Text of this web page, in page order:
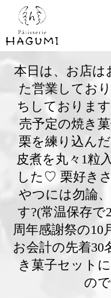
本日は、お店は
た営業してお
ちしておりま
売予定の焼き
栗を練り込ん
皮煮を丸々1粒
した♡ 栗好き
やつには勿論
す?(常温保存で
周年感謝祭の10
お会計の先着30
き菓子セット
の